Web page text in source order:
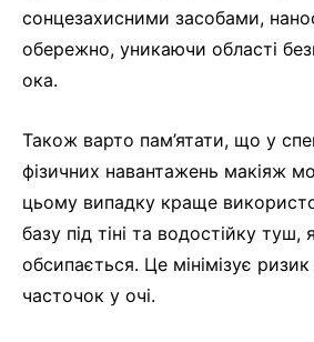
сонцезахисними засобами,
обережно, уникаючи області
ока.
Також варто пам’ятати, що у
фізичних навантажень макіяж
цьому випадку краще
базу під тіні та водостійку туш,
обсипається. Це мінімізує
часточок у очі.